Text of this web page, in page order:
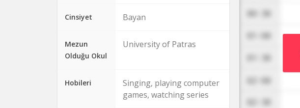
Cinsiyet Bayan
Mezun
Olduğu Okul
University of Patras
Hobileri
Singing, playing computer
games, watching series